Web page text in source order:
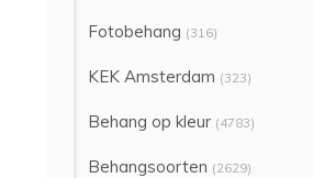
Fotobehang (316)
KEK Amsterdam (323)
Behang op kleur (4783)
Behangsoorten (2629)